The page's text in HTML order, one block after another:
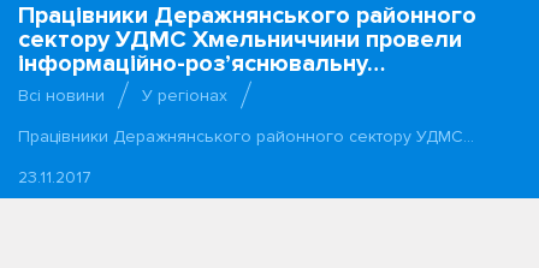
Працівники Деражнянського районного
сектору УДМС Хмельниччини провели
інформаційно-роз’яснювальну…
Всі новини
У регіонах
Працівники Деражнянського районного сектору УДМС…
23.11.2017